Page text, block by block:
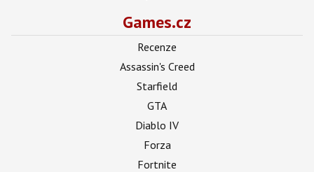
Games.cz
Recenze
Assassin's Creed
Starfield
GTA
Diablo IV
Forza
Fortnite